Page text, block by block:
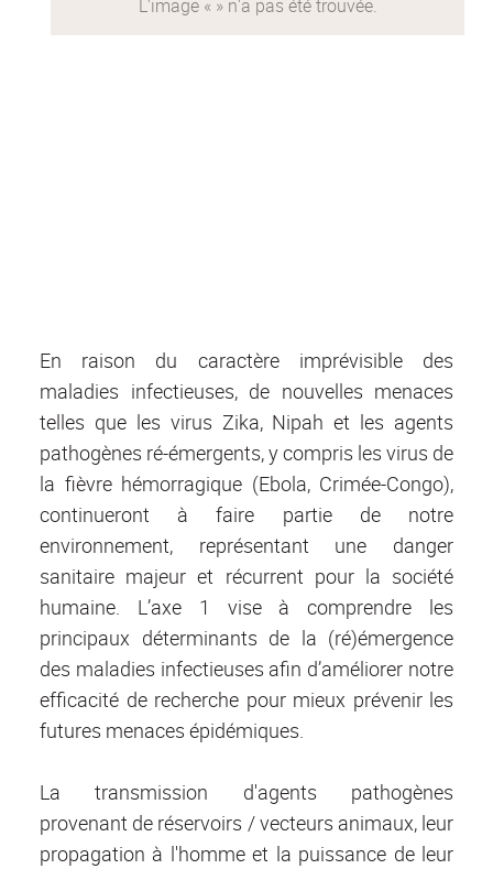
En raison du caractère imprévisible des
maladies infectieuses, de nouvelles menaces
telles que les virus Zika, Nipah et les agents
pathogènes ré-émergents, y compris les virus de
la fièvre hémorragique (Ebola, Crimée-Congo),
continueront à faire partie de notre
environnement, représentant une danger
sanitaire majeur et récurrent pour la société
humaine. L’axe 1 vise à comprendre les
principaux déterminants de la (ré)émergence
des maladies infectieuses afin d’améliorer notre
efficacité de recherche pour mieux prévenir les
futures menaces épidémiques.
La transmission d'agents pathogènes
provenant de réservoirs / vecteurs animaux, leur
propagation à l'homme et la puissance de leur